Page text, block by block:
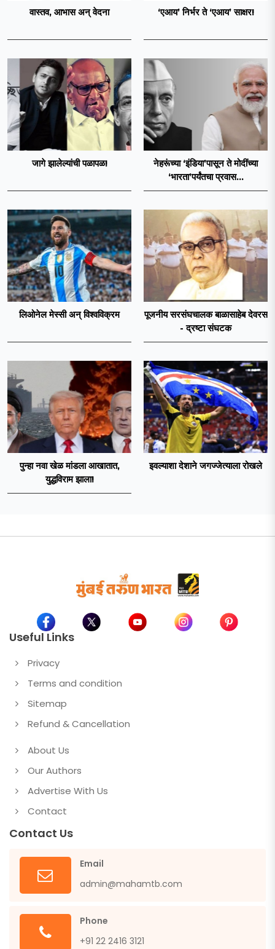
वास्तव, आभास अन् वेदना ‘एआय’ निर्भर ते ‘एआय’ साक्षर!
जागे झालेल्यांची पळापळ!
नेहरूंच्या ‘इंडिया’पासून ते मोदींच्या
‘भारता’पर्यंतचा प्रवास...
लिओनेल मेस्सी अन् विश्वविक्रम
पूजनीय सरसंघचालक बाळासाहेब देवरस
- द्रष्टा संघटक
पुन्हा नवा खेळ मांडला आखातात,
युद्धविराम झाला!
इवल्याशा देशाने जगज्जेत्याला रोखले
Useful Links
Privacy
Terms and condition
Sitemap
Refund & Cancellation
About Us
Our Authors
Advertise With Us
Contact
Contact Us
Email
admin@mahamtb.com
Phone
+91 22 2416 3121